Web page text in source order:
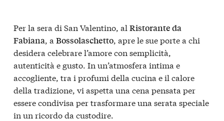
Per la sera di San Valentino, al Ristorante da
Fabiana, a Bossolaschetto, apre le sue porte a chi
desidera celebrare l’amore con semplicità,
autenticità e gusto. In un’atmosfera intima e
accogliente, tra i profumi della cucina e il calore
della tradizione, vi aspetta una cena pensata per
essere condivisa per trasformare una serata speciale
in un ricordo da custodire.